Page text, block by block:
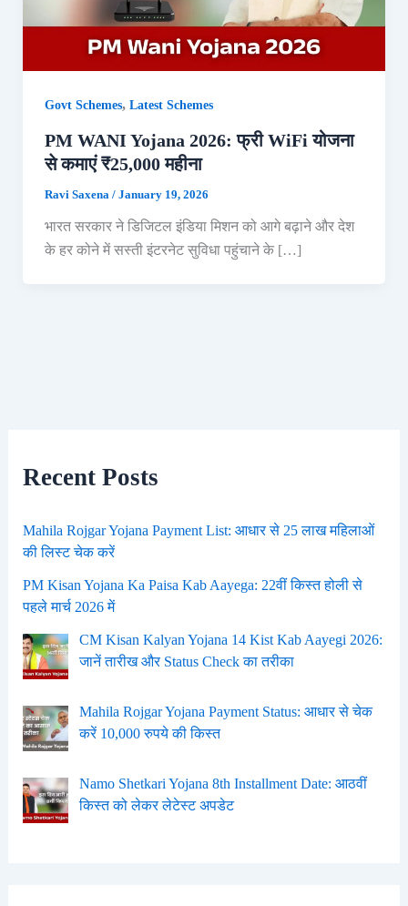
Govt Schemes, Latest Schemes
PM WANI Yojana 2026: फ्री WiFi योजना
से कमाएं ₹25,000 महीना
Ravi Saxena / January 19, 2026
भारत सरकार ने डिजिटल इंडिया मिशन को आगे बढ़ाने और देश
के हर कोने में सस्ती इंटरनेट सुविधा पहुंचाने के […]
Recent Posts
Mahila Rojgar Yojana Payment List: आधार से 25 लाख महिलाओं
की लिस्ट चेक करें
PM Kisan Yojana Ka Paisa Kab Aayega: 22वीं किस्त होली से
पहले मार्च 2026 में
CM Kisan Kalyan Yojana 14 Kist Kab Aayegi 2026:
जानें तारीख और Status Check का तरीका
Mahila Rojgar Yojana Payment Status: आधार से चेक
करें 10,000 रुपये की किस्त
Namo Shetkari Yojana 8th Installment Date: आठवीं
किस्त को लेकर लेटेस्ट अपडेट